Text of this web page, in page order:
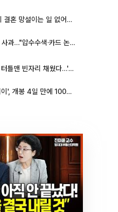
李대통령 “청년이 결혼 망설이는 일 없어야...제도상 불이익 조사”
축구협회, 대국민 사과…"압수수색·카드 논란 사죄, 강도 높은 쇄신"
'불명' 문세윤, 故 터틀맨 빈자리 채웠다…'거북이' 눈물의 최종 우승
놀란 감독 '오디세이', 개봉 4일 만에 100만 돌파⋯'왕사남' 보다 빠르다